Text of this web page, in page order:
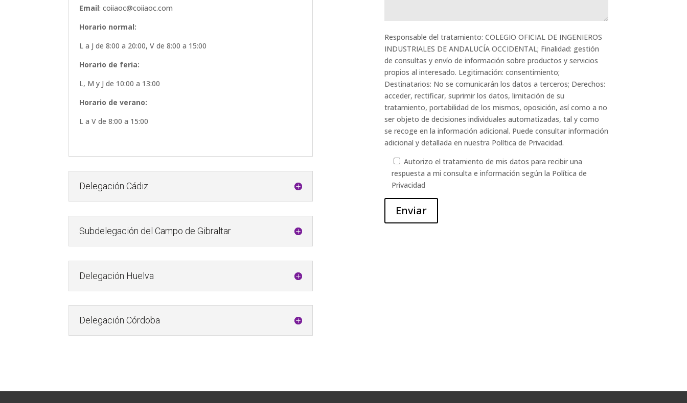
Email: coiiaoc@coiiaoc.com
Horario normal:
L a J de 8:00 a 20:00, V de 8:00 a 15:00
Horario de feria:
L, M y J de 10:00 a 13:00
Horario de verano:
L a V de 8:00 a 15:00
Delegación Cádiz
Subdelegación del Campo de Gibraltar
Delegación Huelva
Delegación Córdoba
Responsable del tratamiento: COLEGIO OFICIAL DE INGENIEROS
INDUSTRIALES DE ANDALUCÍA OCCIDENTAL; Finalidad: gestión
de consultas y envío de información sobre productos y servicios
propios al interesado. Legitimación: consentimiento;
Destinatarios: No se comunicarán los datos a terceros; Derechos:
acceder, rectificar, suprimir los datos, limitación de su
tratamiento, portabilidad de los mismos, oposición, así como a no
ser objeto de decisiones individuales automatizadas, tal y como
se recoge en la información adicional. Puede consultar información
adicional y detallada en nuestra Política de Privacidad.
Autorizo el tratamiento de mis datos para recibir una
respuesta a mi consulta e información según la Política de
Privacidad